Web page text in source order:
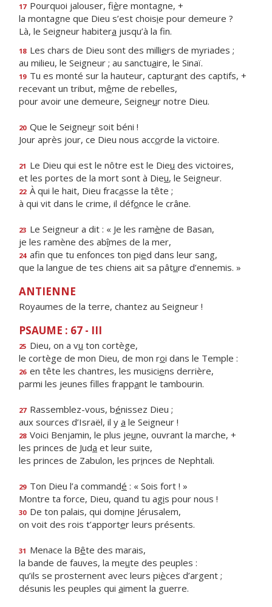
17 Pourquoi jalouser, fière montagne, +
la montagne que Dieu s’est choisie pour demeure ?
Là, le Seigneur habitera jusqu’à la fin.
18 Les chars de Dieu sont des milliers de myriades ;
au milieu, le Seigneur ; au sanctuaire, le Sinaï.
19 Tu es monté sur la hauteur, capturant des captifs, +
recevant un tribut, même de rebelles,
pour avoir une demeure, Seigneur notre Dieu.
20 Que le Seigneur soit béni !
Jour après jour, ce Dieu nous accorde la victoire.
21 Le Dieu qui est le nôtre est le Dieu des victoires,
et les portes de la mort sont à Dieu, le Seigneur.
22 À qui le hait, Dieu fracasse la tête ;
à qui vit dans le crime, il défonce le crâne.
23 Le Seigneur a dit : « Je les ramène de Basan,
je les ramène des abîmes de la mer,
24 afin que tu enfonces ton pied dans leur sang,
que la langue de tes chiens ait sa pâture d’ennemis. »
ANTIENNE
Royaumes de la terre, chantez au Seigneur !
PSAUME : 67 - III
25 Dieu, on a vu ton cortège,
le cortège de mon Dieu, de mon roi dans le Temple :
26 en tête les chantres, les musiciens derrière,
parmi les jeunes filles frappant le tambourin.
27 Rassemblez-vous, bénissez Dieu ;
aux sources d’Israël, il y a le Seigneur !
28 Voici Benjamin, le plus jeune, ouvrant la marche, +
les princes de Juda et leur suite,
les princes de Zabulon, les princes de Nephtali.
29 Ton Dieu l’a commandé : « Sois fort ! »
Montre ta force, Dieu, quand tu agis pour nous !
30 De ton palais, qui domine Jérusalem,
on voit des rois t’apporter leurs présents.
31 Menace la Bête des marais,
la bande de fauves, la meute des peuples :
qu’ils se prosternent avec leurs pièces d’argent ;
désunis les peuples qui aiment la guerre.